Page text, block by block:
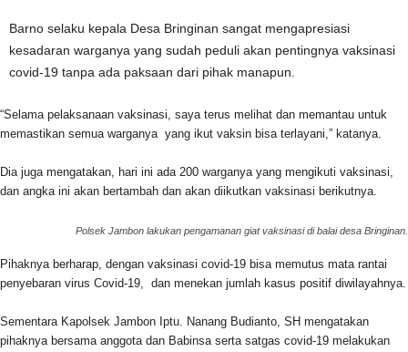
Barno selaku kepala Desa Bringinan sangat mengapresiasi
kesadaran warganya yang sudah peduli akan pentingnya vaksinasi
covid-19 tanpa ada paksaan dari pihak manapun.
“Selama pelaksanaan vaksinasi, saya terus melihat dan memantau untuk
memastikan semua warganya yang ikut vaksin bisa terlayani,” katanya.
Dia juga mengatakan, hari ini ada 200 warganya yang mengikuti vaksinasi,
dan angka ini akan bertambah dan akan diikutkan vaksinasi berikutnya.
Polsek Jambon lakukan pengamanan giat vaksinasi di balai desa Bringinan.
Pihaknya berharap, dengan vaksinasi covid-19 bisa memutus mata rantai
penyebaran virus Covid-19, dan menekan jumlah kasus positif diwilayahnya.
Sementara Kapolsek Jambon Iptu. Nanang Budianto, SH mengatakan
pihaknya bersama anggota dan Babinsa serta satgas covid-19 melakukan